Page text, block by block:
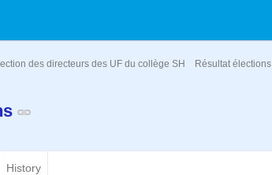
des directeurs des UF du collège SH Résultat élections
History